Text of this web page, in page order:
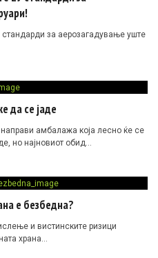
за аерозагадување уште
да се јаде
амбалажа која лесно ќе се
но најновиот обид…
е безбедна?
и вистинските ризици
храна…